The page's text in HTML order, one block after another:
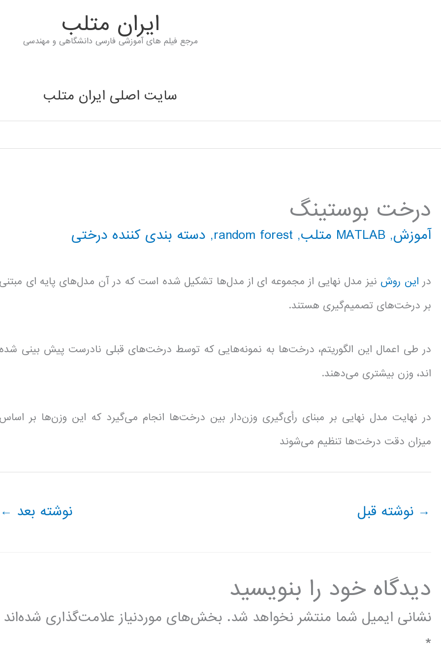
ايران متلب
مرجع فیلم های آموزشی فارسی دانشگاهی و مهندسی
سایت اصلی ایران متلب
درخت بوستینگ
آموزش, MATLAB متلب ,
random forest
, دسته بندی کننده درختی
در این روش نیز مدل نهایی از مجموعه ای از مدل‌ها تشکیل شده است که در آن مدل‌های پایه ای مبتنی
بر درخت‌های تصمیم‌گیری هستند.
در طی اعمال این الگوریتم، درخت‌ها به نمونه‌هایی که توسط درخت‌های قبلی نادرست پیش بینی شده
اند، وزن بیشتری می‌دهند.
در نهایت مدل نهایی بر مبنای رأی‌گیری وزن‌دار بین درخت‌ها انجام می‌گیرد که این وزن‌ها بر اساس
میزان دقت درخت‌ها تنظیم می‌شوند
→ نوشته قبل نوشته بعد ←
دیدگاه‌ خود را بنویسید
نشانی ایمیل شما منتشر نخواهد شد. بخش‌های موردنیاز علامت‌گذاری شده‌اند
*